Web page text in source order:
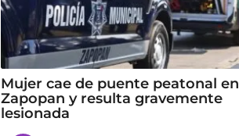
Mujer cae de puente peatonal en
Zapopan y resulta gravemente
lesionada